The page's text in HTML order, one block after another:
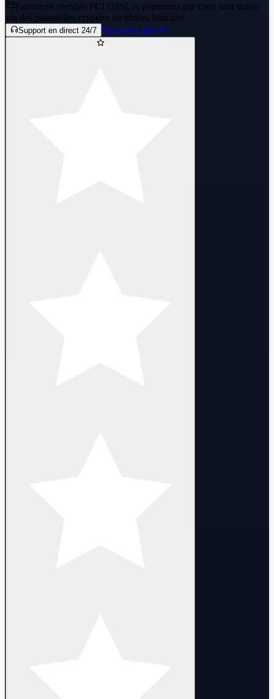
Paiements certifiés PCI DSSLes paiements par carte sont traités
via des passerelles cryptées de niveau bancaire.
Support en direct 24/7 En savoir plus